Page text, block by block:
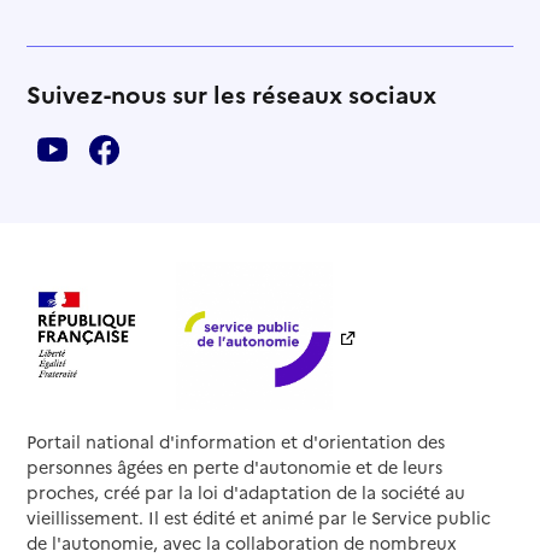
Suivez-nous sur les réseaux sociaux
Portail national d'information et d'orientation des
personnes âgées en perte d'autonomie et de leurs
proches, créé par la loi d'adaptation de la société au
vieillissement. Il est édité et animé par le Service public
de l'autonomie, avec la collaboration de nombreux